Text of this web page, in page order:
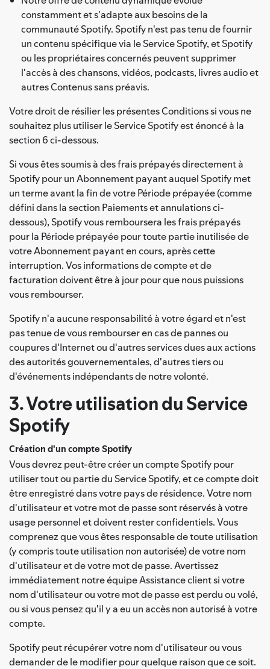
constamment et s'adapte aux besoins de la
communauté Spotify. Spotify n'est pas tenu de fournir
un contenu spécifique via le Service Spotify, et Spotify
ou les propriétaires concernés peuvent supprimer
l'accès à des chansons, vidéos, podcasts, livres audio et
autres Contenus sans préavis.
Votre droit de résilier les présentes Conditions si vous ne
souhaitez plus utiliser le Service Spotify est énoncé à la
section 6 ci-dessous.
Si vous êtes soumis à des frais prépayés directement à
Spotify pour un Abonnement payant auquel Spotify met
un terme avant la fin de votre Période prépayée (comme
défini dans la section Paiements et annulations ci-
dessous), Spotify vous remboursera les frais prépayés
pour la Période prépayée pour toute partie inutilisée de
votre Abonnement payant en cours, après cette
interruption. Vos informations de compte et de
facturation doivent être à jour pour que nous puissions
vous rembourser.
Spotify n'a aucune responsabilité à votre égard et n'est
pas tenue de vous rembourser en cas de pannes ou
coupures d'Internet ou d'autres services dues aux actions
des autorités gouvernementales, d'autres tiers ou
d'événements indépendants de notre volonté.
3. Votre utilisation du Service
Spotify
Création d'un compte Spotify
Vous devrez peut-être créer un compte Spotify pour
utiliser tout ou partie du Service Spotify, et ce compte doit
être enregistré dans votre pays de résidence. Votre nom
d'utilisateur et votre mot de passe sont réservés à votre
usage personnel et doivent rester confidentiels. Vous
comprenez que vous êtes responsable de toute utilisation
(y compris toute utilisation non autorisée) de votre nom
d'utilisateur et de votre mot de passe. Avertissez
immédiatement notre équipe Assistance client si votre
nom d'utilisateur ou votre mot de passe est perdu ou volé,
ou si vous pensez qu'il y a eu un accès non autorisé à votre
compte.
Spotify peut récupérer votre nom d'utilisateur ou vous
demander de le modifier pour quelque raison que ce soit.